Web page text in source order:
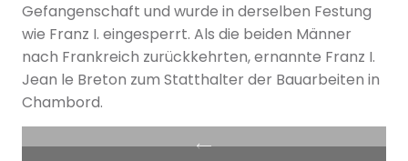
Gefangenschaft und wurde in derselben Festung
wie Franz I. eingesperrt. Als die beiden Männer
nach Frankreich zurückkehrten, ernannte Franz I.
Jean le Breton zum Statthalter der Bauarbeiten in
Chambord.